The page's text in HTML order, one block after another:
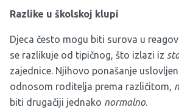
Razlike u školskoj klupi
Djeca često mogu biti surova u
se razlikuje od tipičnog, što izlazi iz
zajednice. Njihovo ponašanje
odnosom roditelja prema različitom,
biti drugačiji jednako normalno.